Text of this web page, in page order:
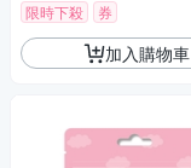
限時下殺
券
加入購物車